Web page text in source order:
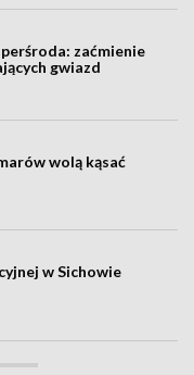
zaćmienie
gwiazd
wolą kąsać
w Sichowie